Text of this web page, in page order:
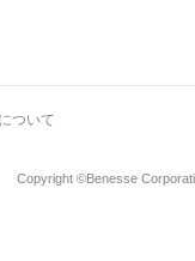
ついて
Copyright ©Benesse